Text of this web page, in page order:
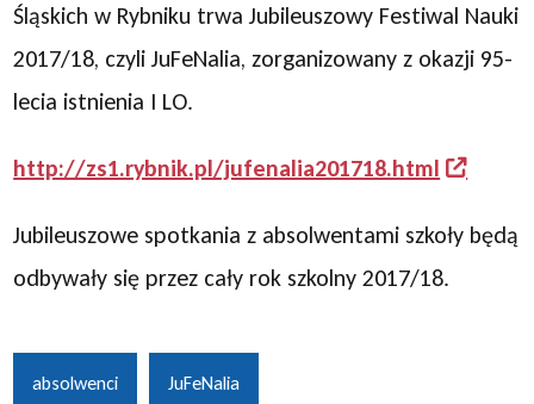
Śląskich w Rybniku trwa Jubileuszowy Festiwal Nauki
2017/18, czyli JuFeNalia, zorganizowany z okazji 95-
lecia istnienia I LO.
http://zs1.rybnik.pl/jufenalia201718.html
Jubileuszowe spotkania z absolwentami szkoły będą
odbywały się przez cały rok szkolny 2017/18.
absolwenci JuFeNalia